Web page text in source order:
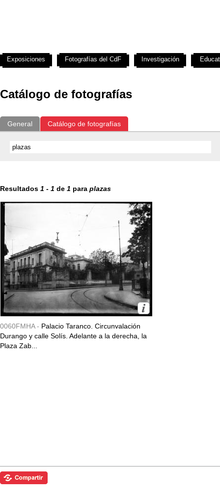
Catálogo de fotografías
General Catálogo de fotografías
Resultados 1 - 1 de 1 para plazas
0060FMHA - Palacio Taranco. Circunvalación
Durango y calle Solís. Adelante a la derecha, la
Plaza Zab...
Exposiciones Fotografías del CdF Investigación